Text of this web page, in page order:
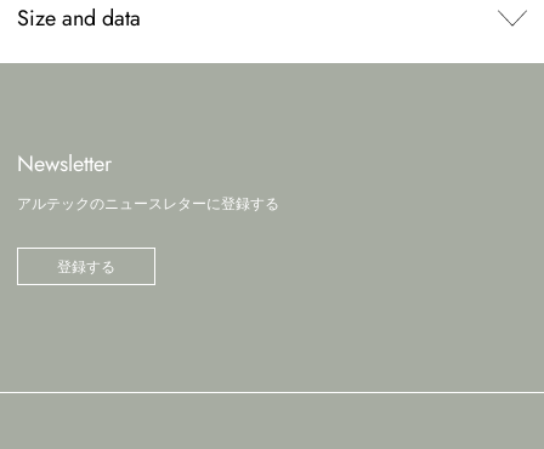
Size and data
Newsletter
アルテックのニュースレターに登録する
登録する